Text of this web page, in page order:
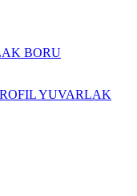
YUVARLAK